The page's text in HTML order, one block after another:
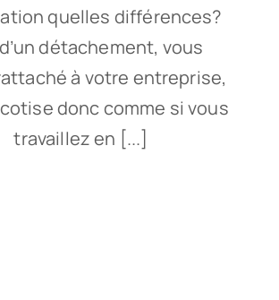
quelles différences?
détachement, vous
à votre entreprise,
donc comme si vous
travaillez en [...]